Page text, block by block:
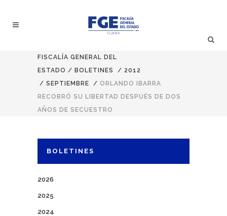
FISCALÍA GENERAL DEL
ESTADO / BOLETINES / 2012
/ SEPTIEMBRE / ORLANDO IBARRA
RECOBRÓ SU LIBERTAD DESPUÉS DE DOS
AÑOS DE SECUESTRO
BOLETINES
2026
2025
2024